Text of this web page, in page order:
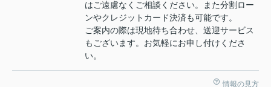
はご遠慮なくご相談ください。また分割ロー
ンやクレジットカード決済も可能です。
ご案内の際は現地待ち合わせ、送迎サービス
もございます。お気軽にお申し付けくださ
い。
情報の見方